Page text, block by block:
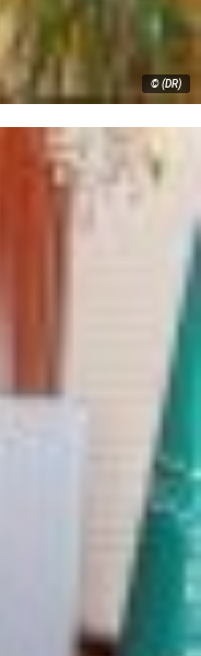
© (DR)